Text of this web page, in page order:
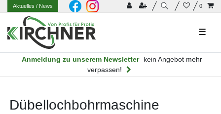
0
Aktuelles/ News
☰
Anmeldung zu unserem Newsletter
kein Angebot mehr
verpassen!
Dübellochbohrmaschine